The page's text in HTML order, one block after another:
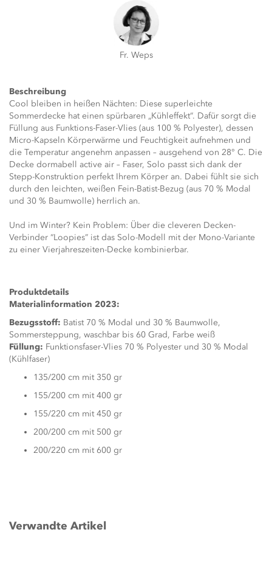
Fr. Weps
Beschreibung
Cool bleiben in heißen Nächten: Diese superleichte
Sommerdecke hat einen spürbaren „Kühleffekt“. Dafür sorgt die
Füllung aus Funktions-Faser-Vlies (aus 100 % Polyester), dessen
Micro-Kapseln Körperwärme und Feuchtigkeit aufnehmen und
die Temperatur angenehm anpassen – ausgehend von 28° C. Die
Decke dormabell active air – Faser, Solo passt sich dank der
Stepp-Konstruktion perfekt Ihrem Körper an. Dabei fühlt sie sich
durch den leichten, weißen Fein-Batist-Bezug (aus 70 % Modal
und 30 % Baumwolle) herrlich an.
Und im Winter? Kein Problem: Über die cleveren Decken-
Verbinder “Loopies” ist das Solo-Modell mit der Mono-Variante
zu einer Vierjahreszeiten-Decke kombinierbar.
Produktdetails
Materialinformation 2023:
Bezugsstoff: Batist 70 % Modal und 30 % Baumwolle,
Sommersteppung, waschbar bis 60 Grad, Farbe weiß
Füllung: Funktionsfaser-Vlies 70 % Polyester und 30 % Modal
(Kühlfaser)
135/200 cm mit 350 gr
155/200 cm mit 400 gr
155/220 cm mit 450 gr
200/200 cm mit 500 gr
200/220 cm mit 600 gr
Verwandte Artikel